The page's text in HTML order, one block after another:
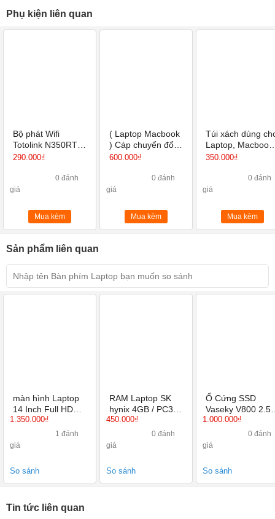
Phụ kiện liên quan
Bộ phát Wifi
Totolink N350RT-
Router Wi-Fi
290.000₫
0 đánh
giá
Mua kèm
( Laptop Macbook
) Cáp chuyển đổi
SSK SC103 USB
HDMI, USB 3.0,
thẻ SD
600.000₫
0 đánh
giá
Mua kèm
Túi xách dùng
Laptop, Macbook
loại 13 Inch 14
350.000₫
0 đánh
giá
Mua kèm
Sản phẩm liên quan
màn hình Laptop
14 Inch Full HD
1920X1080 IPS
1.350.000₫
1 đánh
giá
So sánh
RAM Laptop SK
hynix 4GB / PC3L
BUS 1600 /
450.000₫
0 đánh
giá
So sánh
Ổ Cứng SSD
Vaseky V800 2.5
inch 240GB
1.000.000₫
0 đánh
giá
So sánh
Tin tức liên quan